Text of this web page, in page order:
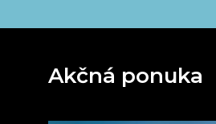
Akčná ponuka